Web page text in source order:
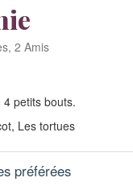
2 Amis
petits bouts.
Les tortues
préférées